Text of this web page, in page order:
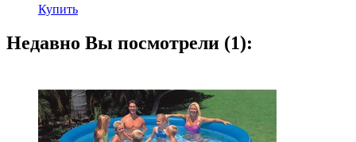
Купить
Недавно Вы посмотрели (1):